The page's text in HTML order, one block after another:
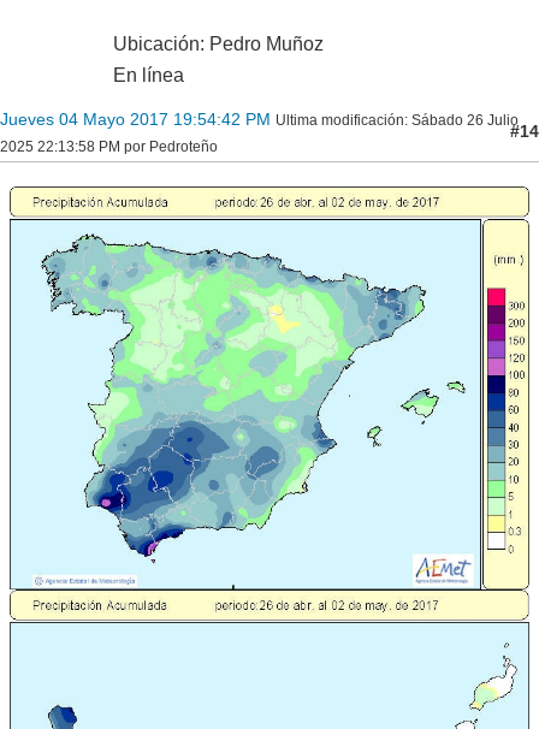
Ubicación: Pedro Muñoz
En línea
Jueves 04 Mayo 2017 19:54:42 PM Ultima modificación: Sábado 26 Julio
2025 22:13:58 PM por Pedroteño
#14